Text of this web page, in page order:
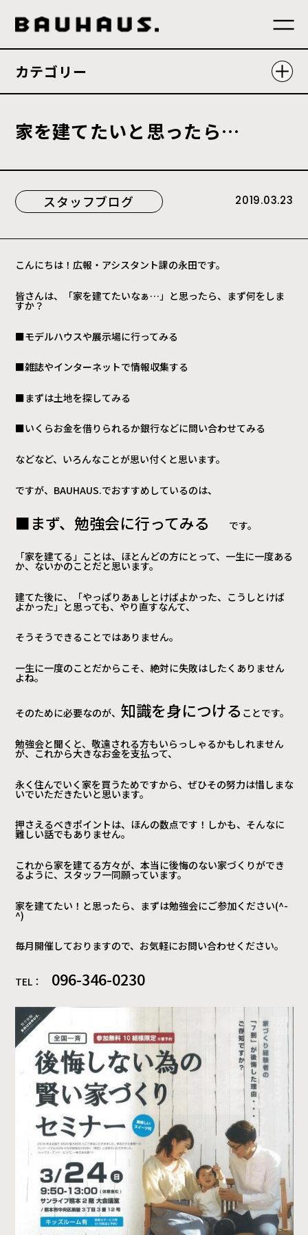
スタッフブログ 2019.03.23
家を建てたいと思った ら…
カテゴリー
こんにちは！広報・アシスタント課の永田です。
皆さんは、「家を建てたいなぁ…」と思ったら、まず何をしま
すか？
■モデルハウスや展示場に行ってみる
■雑誌やインターネットで情報収集する
■まずは土地を探してみる
■いくらお金を借りられるか銀行などに問い合わせてみる
などなど、いろんなことが思い付くと思います。
ですが、BAUHAUS.でおすすめしているのは、
■まず、勉強会に行ってみる です。
「家を建てる」ことは、ほとんどの方にとって、一生に一度ある
か、ないかのことだと思います。
建てた後に、「やっぱりあぁしとけばよかった、こうしとけば
よかった」と思っても、やり直すなんて、
そうそうできることではありません。
一生に一度のことだからこそ、絶対に失敗はしたくありません
よね。
そのために必要なのが、 知識を身につける ことです。
勉強会と聞くと、敬遠される方もいらっしゃるかもしれません
が、これから大きなお金を支払って、
永く住んでいく家を買うためですから、ぜひその努力は惜しまな
いでいただきたいと思います。
押さえるべきポイントは、ほんの数点です！しかも、そんなに
難しい話でもありません。
これから家を建てる方々が、本当に後悔のない家づくりができ
るように、スタッフ一同願っています。
家を建てたい！と思ったら、まずは勉強会にご参加ください(^-
^)
毎月開催しておりますので、お気軽にお問い合わせください。
TEL： 096-346-0230